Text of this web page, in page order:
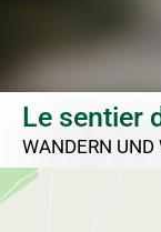
Le sentier
WANDERN UND